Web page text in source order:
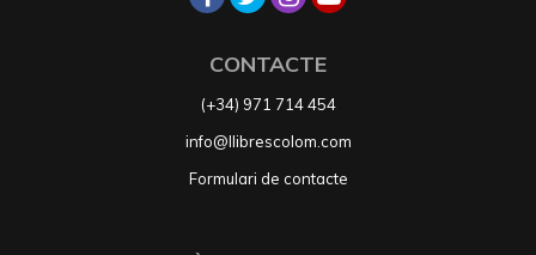
CONTACTE
(+34) 971 714 454
info@llibrescolom.com
Formulari de contacte